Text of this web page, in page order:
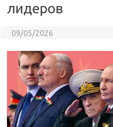
лидеров
09/05/2026